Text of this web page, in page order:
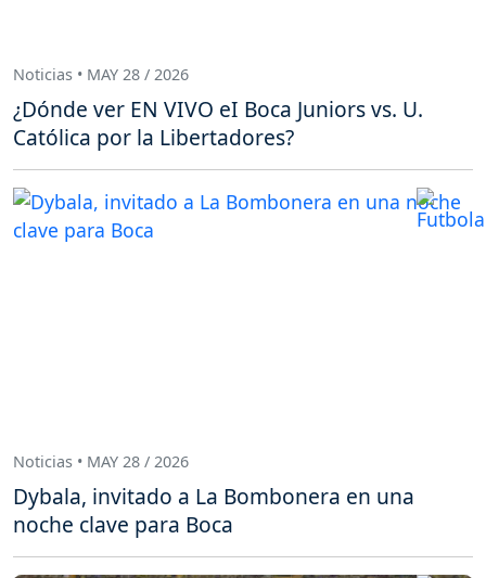
Noticias • MAY 28 / 2026
¿Dónde ver EN VIVO eI Boca Juniors vs. U.
Católica por la Libertadores?
Noticias • MAY 28 / 2026
Dybala, invitado a La Bombonera en una
noche clave para Boca